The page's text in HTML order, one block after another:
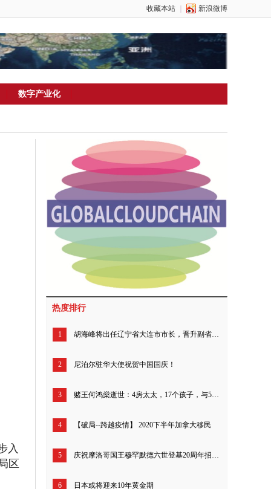
收藏本站 新浪微博
数字产业化
入
区
热度排行
1 胡海峰将出任辽宁省大连市市长，晋升副省（部）级
2 尼泊尔驻华大使祝贺中国国庆！
3 赌王何鸿燊逝世：4房太太，17个孩子，与5000亿家产
4 【破局--跨越疫情】 2020下半年加拿大移民
5 庆祝摩洛哥国王穆罕默德六世登基20周年招待会在北京举行
6 日本或将迎来10年黄金期